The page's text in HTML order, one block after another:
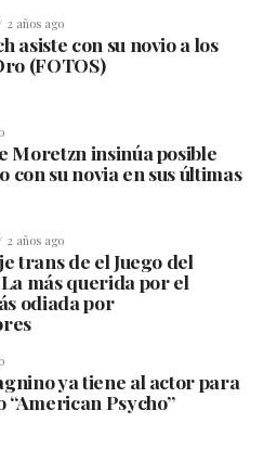
2 años ago
asiste con su novio a los
(FOTOS)
Moretzn insinúa posible
con su novia en sus últimas
2 años ago
trans de el Juego del
más querida por el
odiada por
ya tiene al actor para
“American Psycho”